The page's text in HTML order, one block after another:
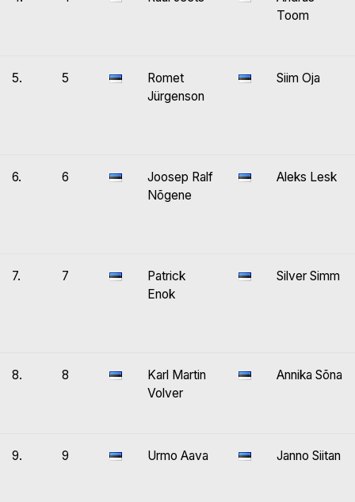
Toom
5. 5
Romet
Jürgenson
Siim Oja
6. 6
Joosep Ralf
Nõgene
Aleks Lesk
7. 7
Patrick
Enok
Silver Simm
8. 8
Karl Martin
Volver
Annika Sõna
9. 9 Urmo Aava Janno Siitan